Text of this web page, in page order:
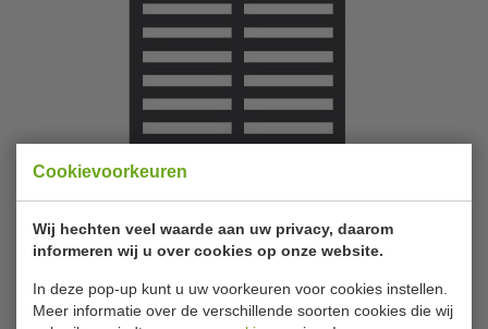
Cookievoorkeuren
Wij hechten veel waarde aan uw privacy, daarom
informeren wij u over cookies op onze website.
In deze pop-up kunt u uw voorkeuren voor cookies instellen.
Meer informatie over de verschillende soorten cookies die wij
Tefcold | Links of rechts Extra Rooster
+ 4 clips | 32252 +4x15082